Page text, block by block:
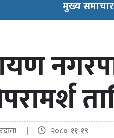
मुख्य समाचार
| २०८०-११-१९